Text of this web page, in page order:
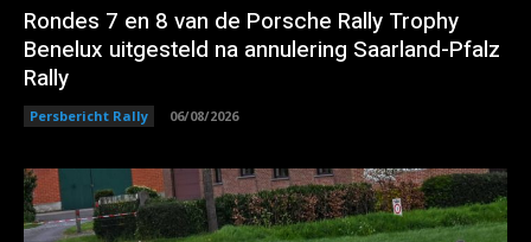
Rondes 7 en 8 van de Porsche Rally Trophy
Benelux uitgesteld na annulering Saarland-Pfalz
Rally
Persbericht Rally 06/08/2026